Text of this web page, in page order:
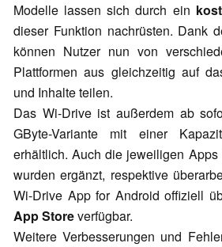
Modelle lassen sich durch ein
dieser Funktion nachrüsten. Dank
können Nutzer nun von
Plattformen aus gleichzeitig auf
und Inhalte teilen.
Das Wi-Drive ist außerdem ab
GByte-Variante mit einer
erhältlich. Auch die jeweiligen
wurden ergänzt, respektive
Wi-Drive App for Android offiziell
App Storeverfügbar.
Weitere Verbesserungen und